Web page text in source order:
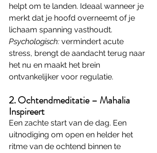
helpt om te landen. Ideaal wanneer je
merkt dat je hoofd overneemt of je
lichaam spanning vasthoudt.
Psychologisch: vermindert acute
stress, brengt de aandacht terug naar
het nu en maakt het brein
ontvankelijker voor regulatie.
2. Ochtendmeditatie – Mahalia
Inspireert
Een zachte start van de dag. Een
uitnodiging om open en helder het
ritme van de ochtend binnen te